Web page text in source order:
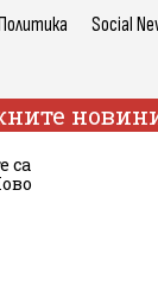
Social
са